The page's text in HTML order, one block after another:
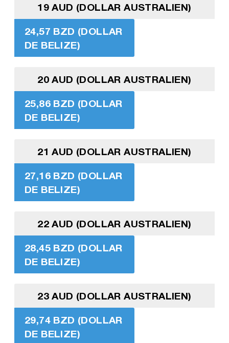
19 AUD (DOLLAR AUSTRALIEN)
24,57 BZD (DOLLAR
DE BELIZE)
20 AUD (DOLLAR AUSTRALIEN)
25,86 BZD (DOLLAR
DE BELIZE)
21 AUD (DOLLAR AUSTRALIEN)
27,16 BZD (DOLLAR
DE BELIZE)
22 AUD (DOLLAR AUSTRALIEN)
28,45 BZD (DOLLAR
DE BELIZE)
23 AUD (DOLLAR AUSTRALIEN)
29,74 BZD (DOLLAR
DE BELIZE)